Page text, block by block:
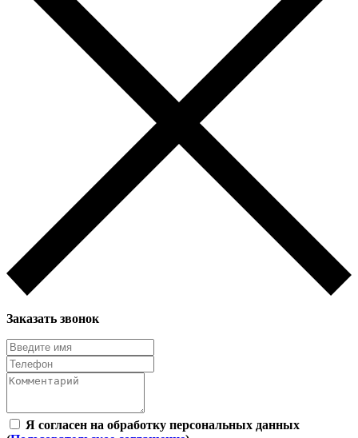
Заказать звонок
Я согласен на обработку персональных данных